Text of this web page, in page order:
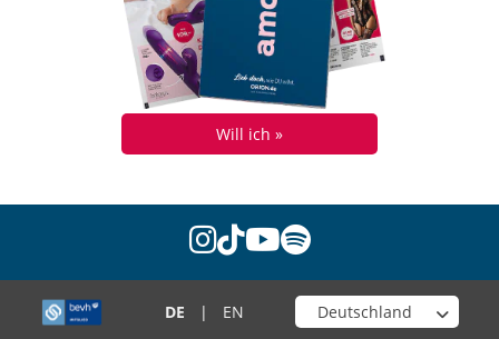
Will ich »
instagram
tiktok
youtube
spotify
DE | EN Wähle deinen Shop